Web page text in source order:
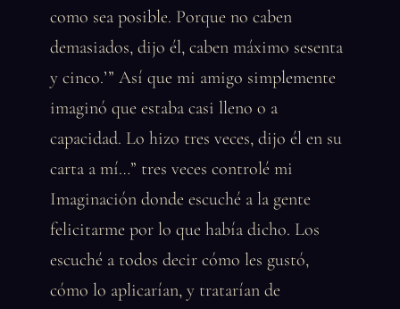
como sea posible. Porque no caben
demasiados, dijo él, caben máximo sesenta
y cinco.’” Así que mi amigo simplemente
imaginó que estaba casi lleno o a
capacidad. Lo hizo tres veces, dijo él en su
carta a mí…” tres veces controlé mi
Imaginación donde escuché a la gente
felicitarme por lo que había dicho. Los
escuché a todos decir cómo les gustó,
cómo lo aplicarían, y tratarían de